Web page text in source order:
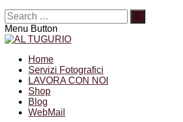
Menu Button
Home
Servizi Fotografici
LAVORA CON NOI
Shop
Blog
WebMail